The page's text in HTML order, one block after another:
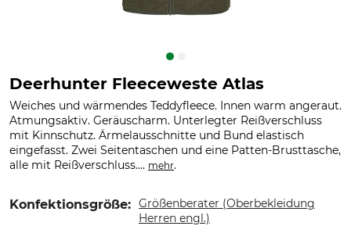
Deerhunter Fleeceweste Atlas
Weiches und wärmendes Teddyfleece. Innen warm angeraut.
Atmungsaktiv. Geräuscharm. Unterlegter Reißverschluss
mit Kinnschutz. Ärmelausschnitte und Bund elastisch
eingefasst. Zwei Seitentaschen und eine Patten-Brusttasche,
alle mit Reißverschluss.... mehr.
Konfektionsgröße: Größenberater (Oberbekleidung
Herren engl.)